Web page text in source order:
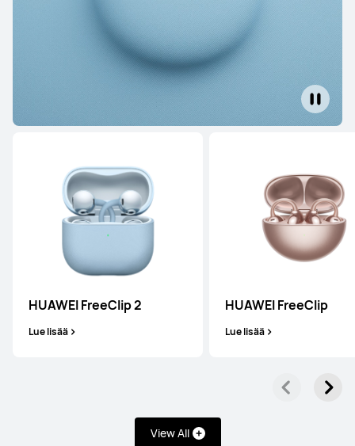
HUAWEI FreeClip 2
Lue lisää
HUAWEI FreeClip
Lue lisää
View All